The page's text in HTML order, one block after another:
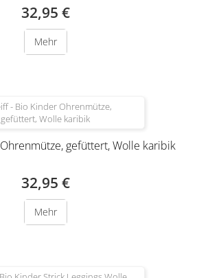
32,95 €
Mehr
gefüttert, Wolle karibik
32,95 €
Mehr